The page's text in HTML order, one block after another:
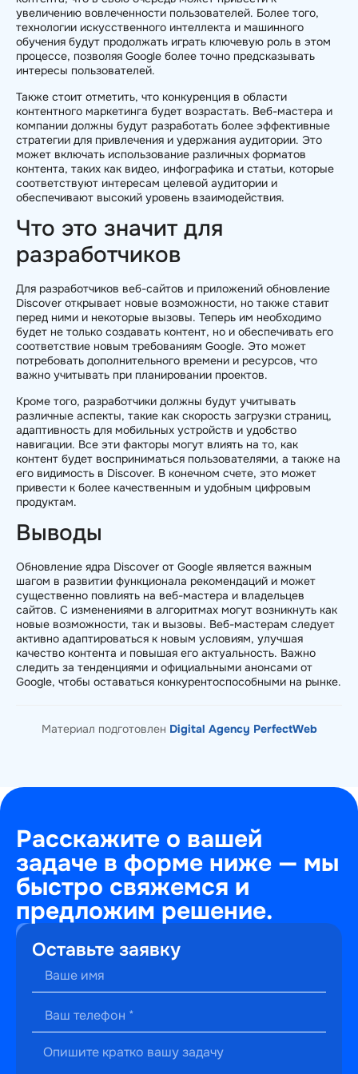
увеличению вовлеченности пользователей. Более того,
технологии искусственного интеллекта и машинного
обучения будут продолжать играть ключевую роль в этом
процессе, позволяя Google более точно предсказывать
интересы пользователей.
Также стоит отметить, что конкуренция в области
контентного маркетинга будет возрастать. Веб-мастера и
компании должны будут разработать более эффективные
стратегии для привлечения и удержания аудитории. Это
может включать использование различных форматов
контента, таких как видео, инфографика и статьи, которые
соответствуют интересам целевой аудитории и
обеспечивают высокий уровень взаимодействия.
Что это значит для
разработчиков
Для разработчиков веб-сайтов и приложений обновление
Discover открывает новые возможности, но также ставит
перед ними и некоторые вызовы. Теперь им необходимо
будет не только создавать контент, но и обеспечивать его
соответствие новым требованиям Google. Это может
потребовать дополнительного времени и ресурсов, что
важно учитывать при планировании проектов.
Кроме того, разработчики должны будут учитывать
различные аспекты, такие как скорость загрузки страниц,
адаптивность для мобильных устройств и удобство
навигации. Все эти факторы могут влиять на то, как
контент будет восприниматься пользователями, а также на
его видимость в Discover. В конечном счете, это может
привести к более качественным и удобным цифровым
продуктам.
Выводы
Обновление ядра Discover от Google является важным
шагом в развитии функционала рекомендаций и может
существенно повлиять на веб-мастера и владельцев
сайтов. С изменениями в алгоритмах могут возникнуть как
новые возможности, так и вызовы. Веб-мастерам следует
активно адаптироваться к новым условиям, улучшая
качество контента и повышая его актуальность. Важно
следить за тенденциями и официальными анонсами от
Google, чтобы оставаться конкурентоспособными на рынке.
Материал подготовлен Digital Agency PerfectWeb
Расскажите о вашей
задаче в форме ниже — мы
быстро свяжемся и
предложим решение.
(495)
241-
22-
59
ул.
Оставьте заявку